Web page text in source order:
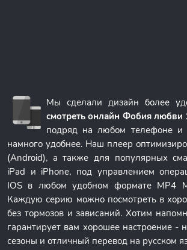
Мы сделали дизайн более
смотреть онлайн Фобия любви
подряд на любом телефоне и
намного удобнее. Наш плеер
(Android), а также для популярных
iPad и iPhone, под управлением
IOS в любом удобном формате MP4
Каждую серию можно посмотреть в
без тормозов и зависаний. Хотим
гарантирует вам хорошее настроение -
сезоны и отличный перевод на русском